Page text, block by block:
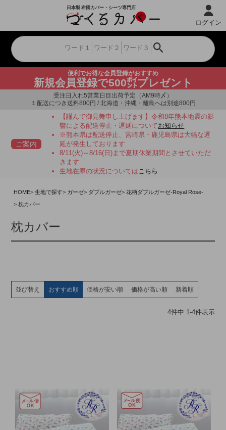
便利でお得な会員登録がおすすめ
新規会員登録で500㌽プレゼント
ログイン
受注日入れ5営業日目出荷予定（AM9時〆）
１配送につき送料800円 / 北海道・沖縄・離島へは別途800円
ご案内
【謹んで御見舞申し上げます】令和8年熊本地震の影
響による配送停止・遅延についてお知らせ
※熊本県は配送停止、宮崎県・鹿児島県は大幅な遅
延が発生しております
8/11(火)～8/16(日)まで夏期休業期間とさせていただ
きます
生地在庫の状況についてはこちら
HOME 生地で探す ガーゼ ダブルガーゼ
花柄ダブルガーゼ-Royal Rose-
枕カバー
枕カバー
並び替え おすすめ順 価格が安い順 価格が高い順 新着順
4件中 1-4件表示